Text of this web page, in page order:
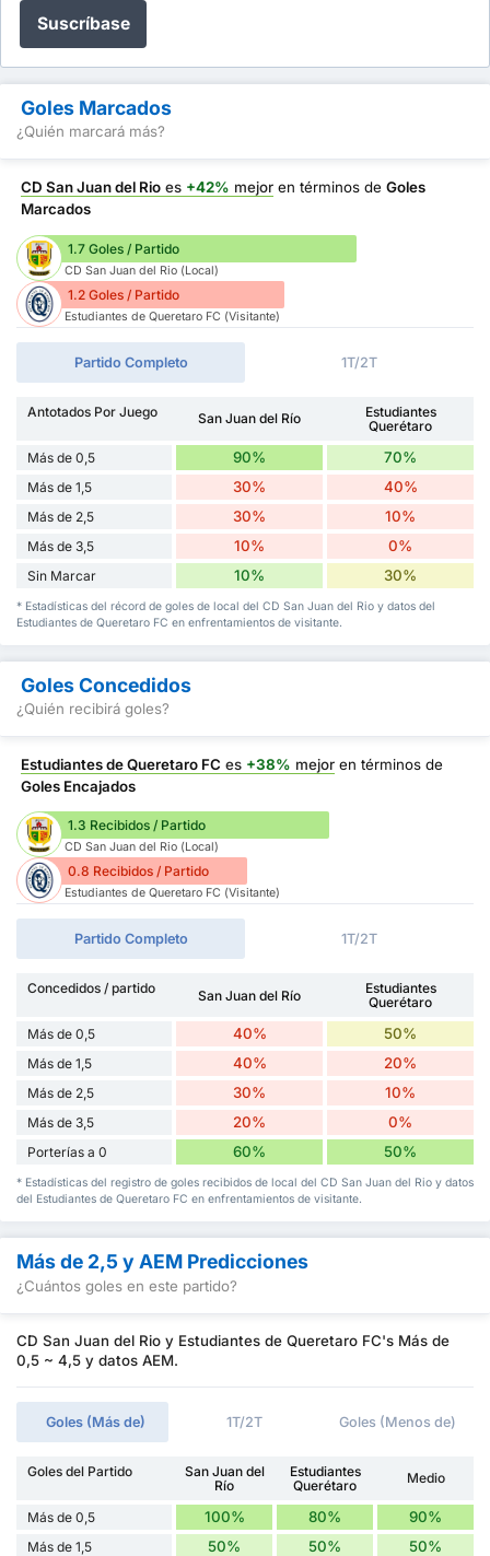
Suscríbase
Goles Marcados
¿Quién marcará más?
CD San Juan del Rio es +42% mejor en términos de Goles
Marcados
1.7 Goles / Partido
CD San Juan del Rio (Local)
1.2 Goles / Partido
Estudiantes de Queretaro FC (Visitante)
Partido Completo 1T/2T
Antotados Por Juego San Juan del Río
Estudiantes
Querétaro
Más de 0,5
90% 70%
Más de 1,5 30% 40%
Más de 2,5 30% 10%
Más de 3,5 10% 0%
Sin Marcar 10% 30%
* Estadísticas del récord de goles de local del CD San Juan del Rio y datos del
Estudiantes de Queretaro FC en enfrentamientos de visitante.
Goles Concedidos
¿Quién recibirá goles?
Estudiantes de Queretaro FC es +38% mejor en términos de
Goles Encajados
1.3 Recibidos / Partido
CD San Juan del Rio (Local)
0.8 Recibidos / Partido
Estudiantes de Queretaro FC (Visitante)
Partido Completo 1T/2T
Concedidos / partido San Juan del Río
Estudiantes
Querétaro
Más de 0,5
40% 50%
Más de 1,5 40% 20%
Más de 2,5 30% 10%
Más de 3,5 20% 0%
Porterías a 0 60% 50%
* Estadísticas del registro de goles recibidos de local del CD San Juan del Rio y datos
del Estudiantes de Queretaro FC en enfrentamientos de visitante.
Más de 2,5 y AEM Predicciones
¿Cuántos goles en este partido?
CD San Juan del Rio y Estudiantes de Queretaro FC's Más de
0,5 ~ 4,5 y datos AEM.
Goles (Más de) 1T/2T Goles (Menos de)
Goles del Partido
San Juan del
Río
Estudiantes
Querétaro
Medio
Más de 0,5 100% 80% 90%
Más de 1,5 50% 50% 50%